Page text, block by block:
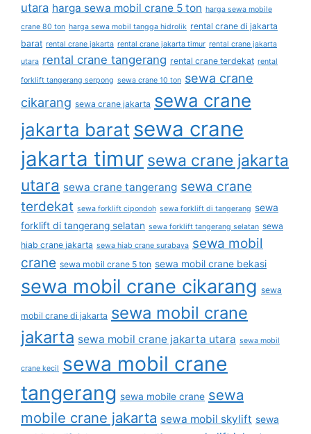
utara harga sewa mobil crane 5 ton harga sewa mobile
crane 80 ton harga sewa mobil tangga hidrolik rental crane di jakarta
barat rental crane jakarta rental crane jakarta timur rental crane jakarta
utara rental crane tangerang rental crane terdekat rental
forklift tangerang serpong sewa crane 10 ton sewa crane
cikarang sewa crane jakarta sewa crane
jakarta baratsewa crane
jakarta timur sewa crane jakarta
utara sewa crane tangerang sewa crane
terdekat sewa forklift cipondoh sewa forklift di tangerang sewa
forklift di tangerang selatan sewa forklift tangerang selatan sewa
hiab crane jakarta sewa hiab crane surabaya sewa mobil
crane sewa mobil crane 5 ton sewa mobil crane bekasi
sewa mobil crane cikarang sewa
mobil crane di jakarta sewa mobil crane
jakarta sewa mobil crane jakarta utara sewa mobil
crane kecil sewa mobil crane
tangerang sewa mobile crane sewa
mobile crane jakarta sewa mobil skylift sewa